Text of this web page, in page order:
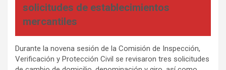
solicitudes de establecimientos
mercantiles
Durante la novena sesión de la Comisión de Inspección,
Verificación y Protección Civil se revisaron tres solicitudes